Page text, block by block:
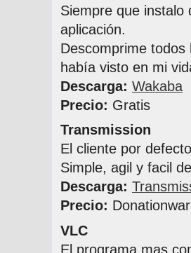
Siempre que instalo
aplicación.
Descomprime
había visto en mi
Descarga: Wakaba
Precio: Gratis
Transmission
El cliente por
Simple, agil y facil
Descarga:
Precio:
VLC
El programa mas